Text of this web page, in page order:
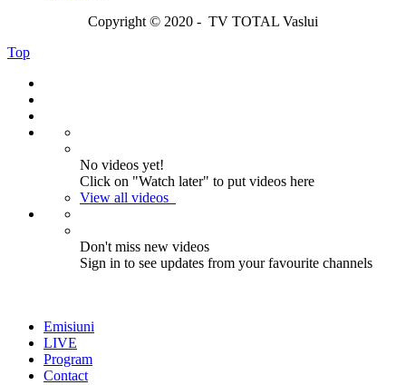
Copyright © 2020 - TV TOTAL Vaslui
Top
No videos yet!
Click on "Watch later" to put videos here
View all videos
Don't miss new videos
Sign in to see updates from your favourite channels
Emisiuni
LIVE
Program
Contact